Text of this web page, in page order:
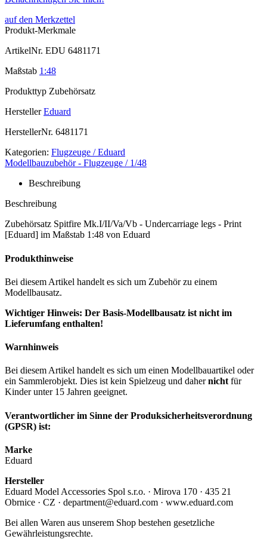
auf den Merkzettel
Produkt-Merkmale
ArtikelNr. EDU 6481171
Maßstab 1:48
Produkttyp Zubehörsatz
Hersteller Eduard
HerstellerNr. 6481171
Kategorien: Flugzeuge / Eduard
Modellbauzubehör - Flugzeuge / 1/48
Beschreibung
Beschreibung
Zubehörsatz Spitfire Mk.I/II/Va/Vb - Undercarriage legs - Print
[Eduard] im Maßstab 1:48 von Eduard
Produkthinweise
Bei diesem Artikel handelt es sich um Zubehör zu einem
Modellbausatz.
Wichtiger Hinweis: Der Basis-Modellbausatz ist nicht im
Lieferumfang enthalten!
Warnhinweis
Bei diesem Artikel handelt es sich um einen Modellbauartikel oder
ein Sammlerobjekt. Dies ist kein Spielzeug und dahernicht für
Kinder unter 15 Jahren geeignet.
Verantwortlicher im Sinne der Produksicherheitsverordnung
(GPSR) ist:
Marke
Eduard
Hersteller
Eduard Model Accessories Spol s.r.o. · Mirova 170 · 435 21
Obrnice · CZ · department@eduard.com · www.eduard.com
Bei allen Waren aus unserem Shop bestehen gesetzliche
Gewährleistungsrechte.